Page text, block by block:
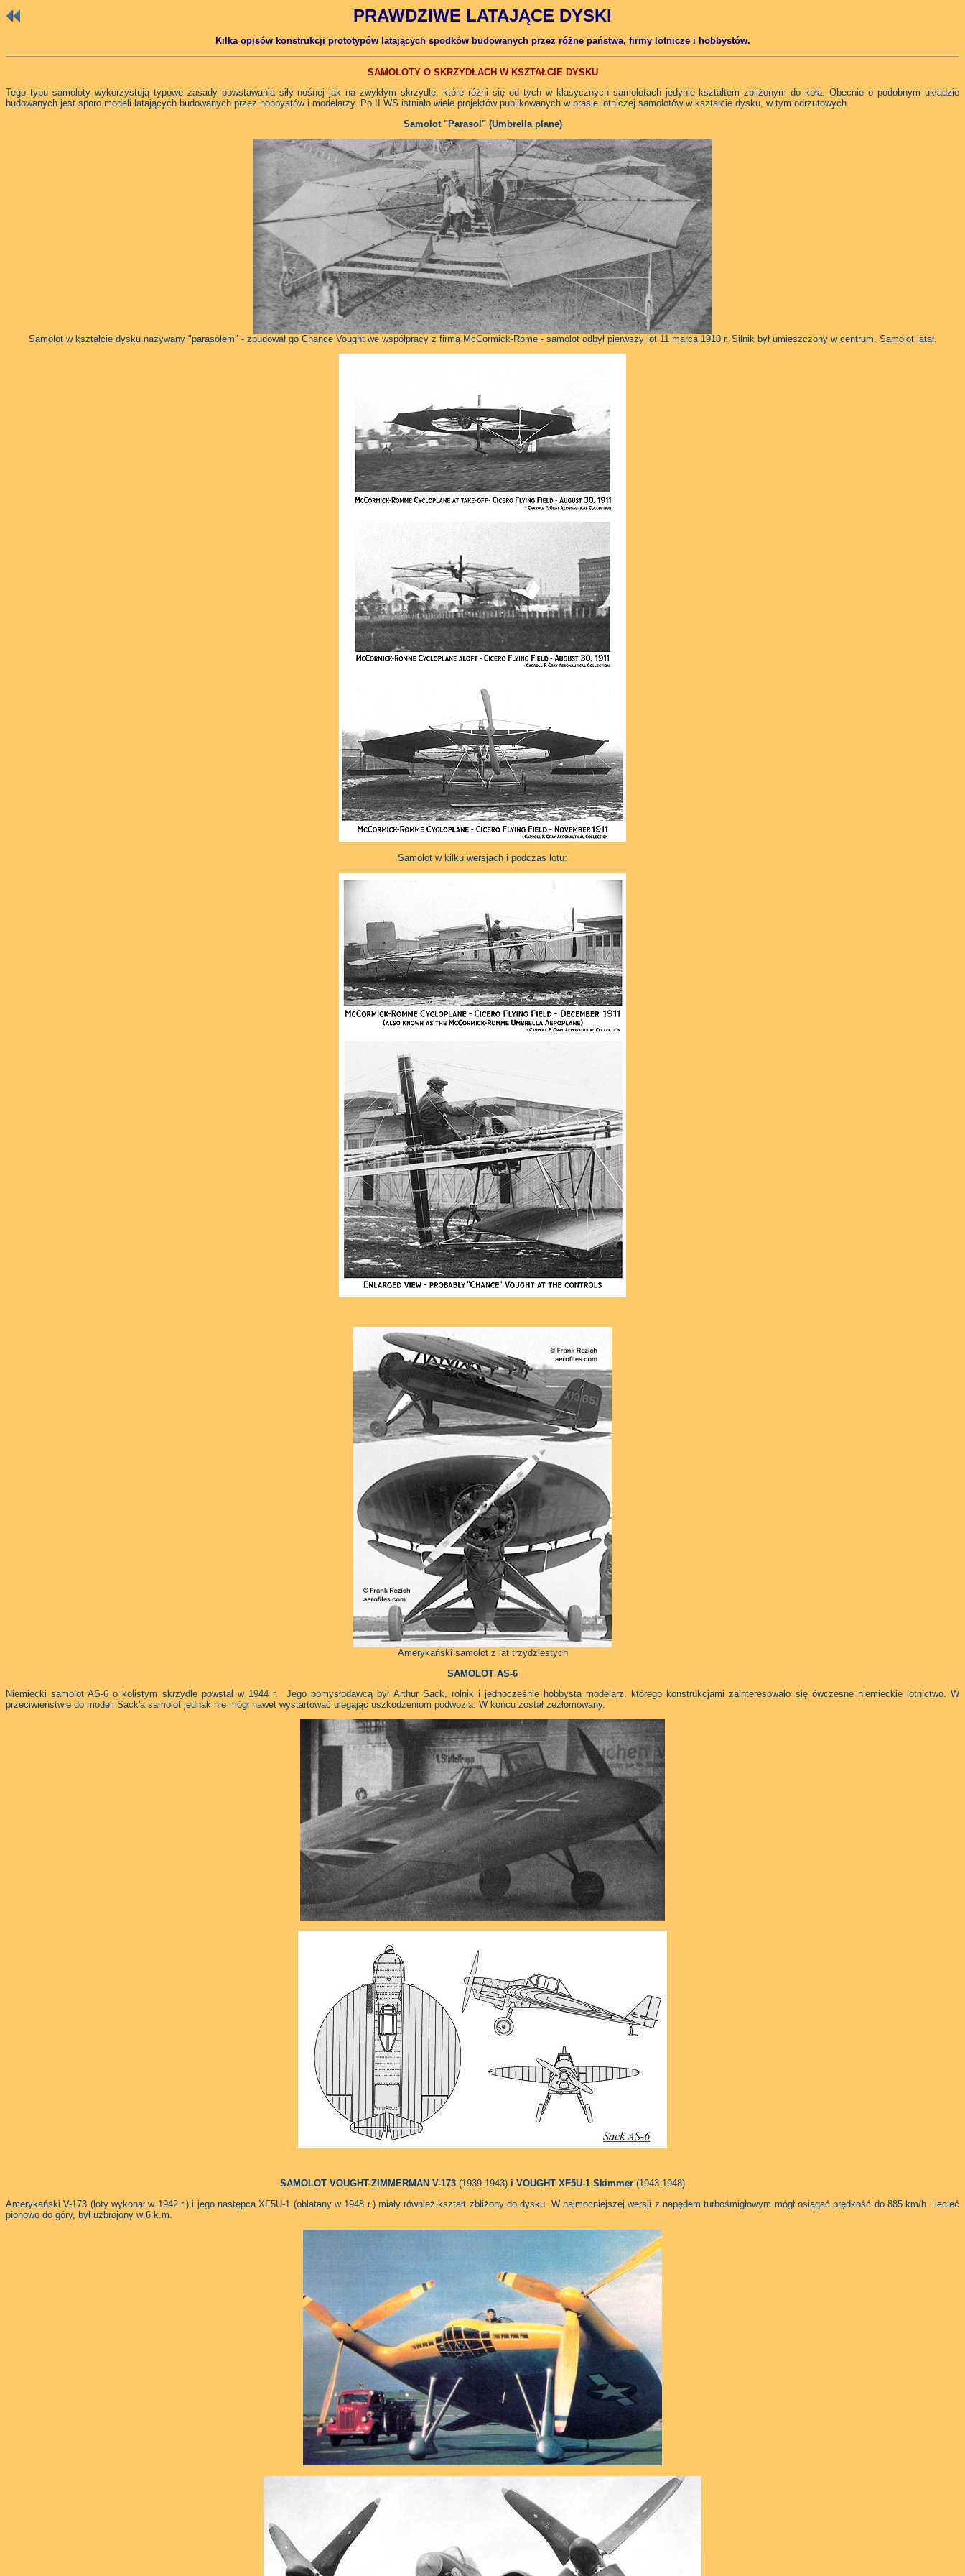
PRAWDZIWE LATAJĄCE DYSKI
Kilka opisów konstrukcji prototypów latających spodków budowanych przez różne państwa, firmy lotnicze i hobbystów.
SAMOLOTY O SKRZYDŁACH W KSZTAŁCIE DYSKU
Tego typu samoloty wykorzystują typowe zasady powstawania siły nośnej jak na zwykłym skrzydle, które różni się od tych w klasycznych samolotach jedynie kształtem zbliżonym do koła. Obecnie o podobnym układzie
budowanych jest sporo modeli latających budowanych przez hobbystów i modelarzy. Po II WŚ istniało wiele projektów publikowanych w prasie lotniczej samolotów w kształcie dysku, w tym odrzutowych.
Samolot "Parasol" (Umbrella plane)
Samolot w kształcie dysku nazywany "parasolem" - zbudował go Chance Vought we współpracy z firmą McCormick-Rome - samolot odbył pierwszy lot 11 marca 1910 r. Silnik był umieszczony w centrum. Samolot latał.
Samolot w kilku wersjach i podczas lotu:
Amerykański samolot z lat trzydziestych
SAMOLOT AS-6
Niemiecki samolot AS-6 o kolistym skrzydle powstał w 1944 r. Jego pomysłodawcą był Arthur Sack, rolnik i jednocześnie hobbysta modelarz, którego konstrukcjami zainteresowało się ówczesne niemieckie lotnictwo. W
przeciwieństwie do modeli Sack'a samolot jednak nie mógł nawet wystartować ulegając uszkodzeniom podwozia. W końcu został zezłomowany.
SAMOLOT VOUGHT-ZIMMERMAN V-173 (1939-1943) i VOUGHT XF5U-1 Skimmer (1943-1948)
Amerykański V-173 (loty wykonał w 1942 r.) i jego następca XF5U-1 (oblatany w 1948 r.) miały również kształt zbliżony do dysku. W najmocniejszej wersji z napędem turbośmigłowym mógł osiągać prędkość do 885 km/h i lecieć
pionowo do góry, był uzbrojony w 6 k.m.